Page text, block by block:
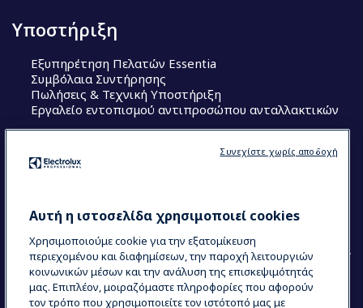
Υποστήριξη
Εξυπηρέτηση Πελατών Essentia
Συμβόλαια Συντήρησης
Πωλήσεις & Τεχνική Υποστήριξη
Εργαλείο εντοπισμού αντιπροσώπου ανταλλακτικών
Electrolux Professional Ακαδημία Chef
COUNTRY AND LANGUAGE
Αυτή η ιστοσελίδα χρησιμοποιεί cookies
Χρησιμοποιούμε cookie για την εξατομίκευση
περιεχομένου και διαφημίσεων, την παροχή λειτουργιών
κοινωνικών μέσων και την ανάλυση της επισκεψιμότητάς
μας. Επιπλέον, μοιραζόμαστε πληροφορίες που αφορούν
τον τρόπο που χρησιμοποιείτε τον ιστότοπό μας με
Συνεχίστε χωρίς αποδοχή